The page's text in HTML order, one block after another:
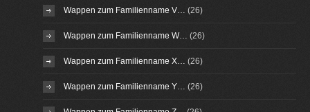
Wappen zum Familienname V… (26)
Wappen zum Familienname W… (26)
Wappen zum Familienname X… (26)
Wappen zum Familienname Y… (26)